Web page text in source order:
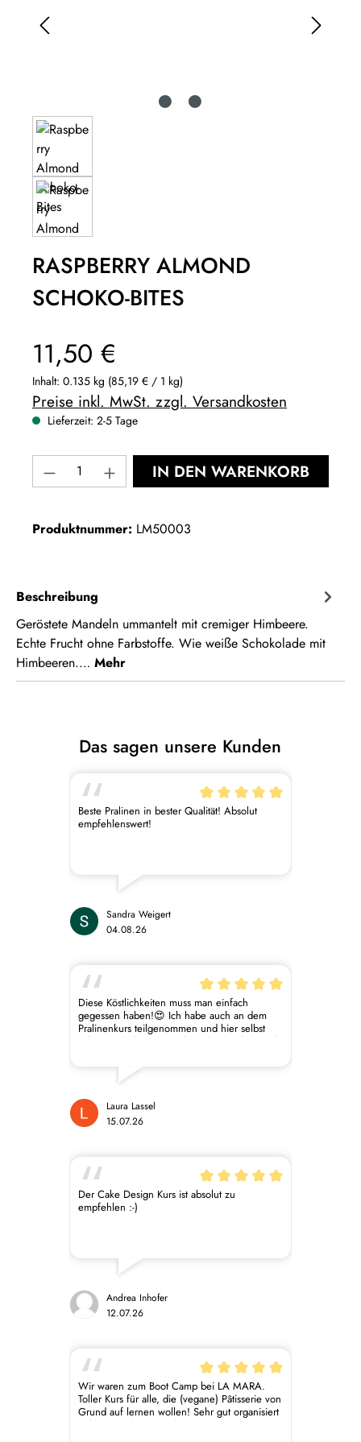
RASPBERRY ALMOND
SCHOKO-BITES
Regulärer Preis:
11,50 €
Inhalt: 0.135 kg (85,19 € / 1 kg)
Preise inkl. MwSt. zzgl. Versandkosten
Lieferzeit: 2-5 Tage
Produkt Anzahl: Gib den gewünschten
IN DEN WARENKORB
Produktnummer: LM50003
Beschreibung
Geröstete Mandeln ummantelt mit cremiger Himbeere.
Echte Frucht ohne Farbstoffe. Wie weiße Schokolade mit
Himbeeren.… Mehr
Das sagen unsere Kunden
Beste Pralinen in bester Qualität! Absolut
empfehlenswert!
Sandra Weigert
04.08.26
Diese Köstlichkeiten muss man einfach
gegessen haben!😍 Ich habe auch an dem
Pralinenkurs teilgenommen und hier selbst
erfahren dürfen, wie aufwändig und liebevoll
Ganz große Empfehlung!
Laura Lassel
15.07.26
Der Cake Design Kurs ist absolut zu
empfehlen :-)
Andrea Inhofer
12.07.26
Wir waren zum Boot Camp bei LA MARA.
Toller Kurs für alle, die (vegane) Pâtisserie von
Grund auf lernen wollen! Sehr gut organisiert
– klare Struktur von Theorie zu Praxis, top